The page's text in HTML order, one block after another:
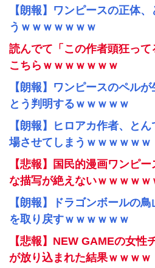
【朗報】ワンピースの正体
うｗｗｗｗｗｗｗ
読んでて「この作者頭狂っ
こちらｗｗｗｗｗｗｗ
【朗報】ワンピースのペル
とう判明するｗｗｗｗｗ
【朗報】ヒロアカ作者、と
場させてしまうｗｗｗｗｗｗ
【悲報】国民的漫画ワンピ
な描写が絶えないｗｗｗｗｗ
【朗報】ドラゴンボールの
を取り戻すｗｗｗｗｗｗ
【悲報】NEW GAMEの女性
が放り込まれた結果ｗｗｗｗ